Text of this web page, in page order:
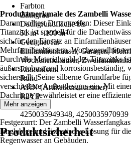
Farbton
Zinkgrau
Dachgrundfläche bis
51 m² - 100 m²
Geeignet für
Einfamilienhäuser, Garagen,
Wochenendhäuser,
Rinnenform
Rund
AKN (Artikelkurznummer)
R2YP
EAN
4250035949348, 4250035970939
Produktmerkmale des Zambelli
Darum solltest Du zugreifen: Dieser
Titanzink ist speziell für die
sich für den Einsatz an
Mehrfamilienhäusern,
Durch die Materialwahl des Titanzinks
äußerst robust und korrosionsbeständig,
sicherstellt. Seine silberne Grundfarbe
verschiedene Außendesigns ein. Mit
Dachrinne gewährleistet er eine
Regenwassers.
Festgezurrt: Der Zambelli
langlebige und ästhetische Lösung für
Regenwasser an Gebäuden.
Mehr anzeigen
Produktsicherheit